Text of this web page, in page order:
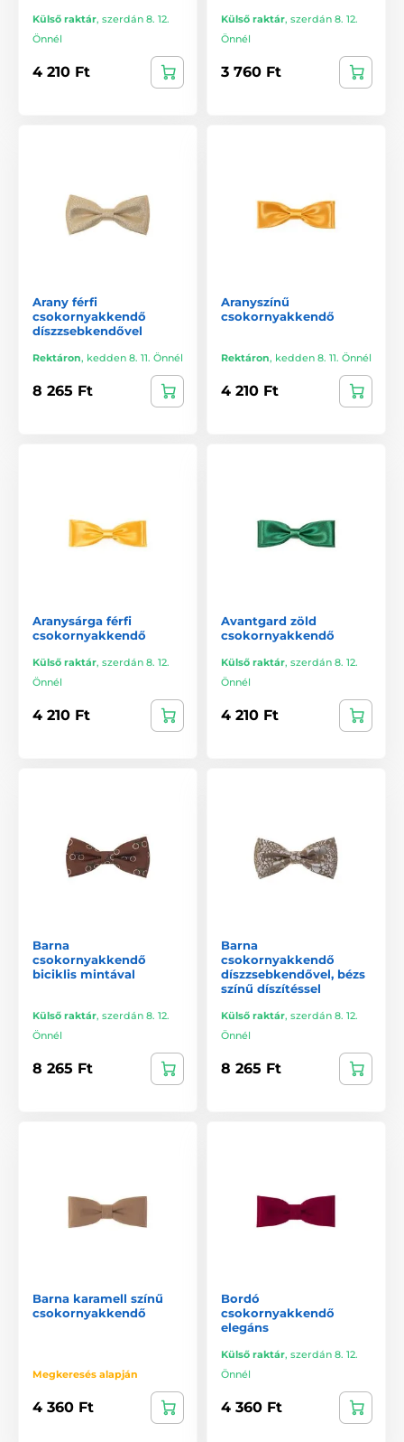
Külső raktár, szerdán 8. 12.
Önnél
4 210 Ft
Külső raktár, szerdán 8. 12.
Önnél
3 760 Ft
Arany férfi
csokornyakkendő
díszzsebkendővel
Rektáron, kedden 8. 11. Önnél
8 265 Ft
Aranyszínű
csokornyakkendő
Rektáron, kedden 8. 11. Önnél
4 210 Ft
Aranysárga férfi
csokornyakkendő
Külső raktár, szerdán 8. 12.
Önnél
4 210 Ft
Avantgard zöld
csokornyakkendő
Külső raktár, szerdán 8. 12.
Önnél
4 210 Ft
Barna
csokornyakkendő
biciklis mintával
Külső raktár, szerdán 8. 12.
Önnél
8 265 Ft
Barna
csokornyakkendő
díszzsebkendővel, bézs
színű díszítéssel
Külső raktár, szerdán 8. 12.
Önnél
8 265 Ft
Barna karamell színű
csokornyakkendő
Megkeresés alapján
4 360 Ft
Bordó
csokornyakkendő
elegáns
Külső raktár, szerdán 8. 12.
Önnél
4 360 Ft